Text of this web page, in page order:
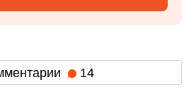
14